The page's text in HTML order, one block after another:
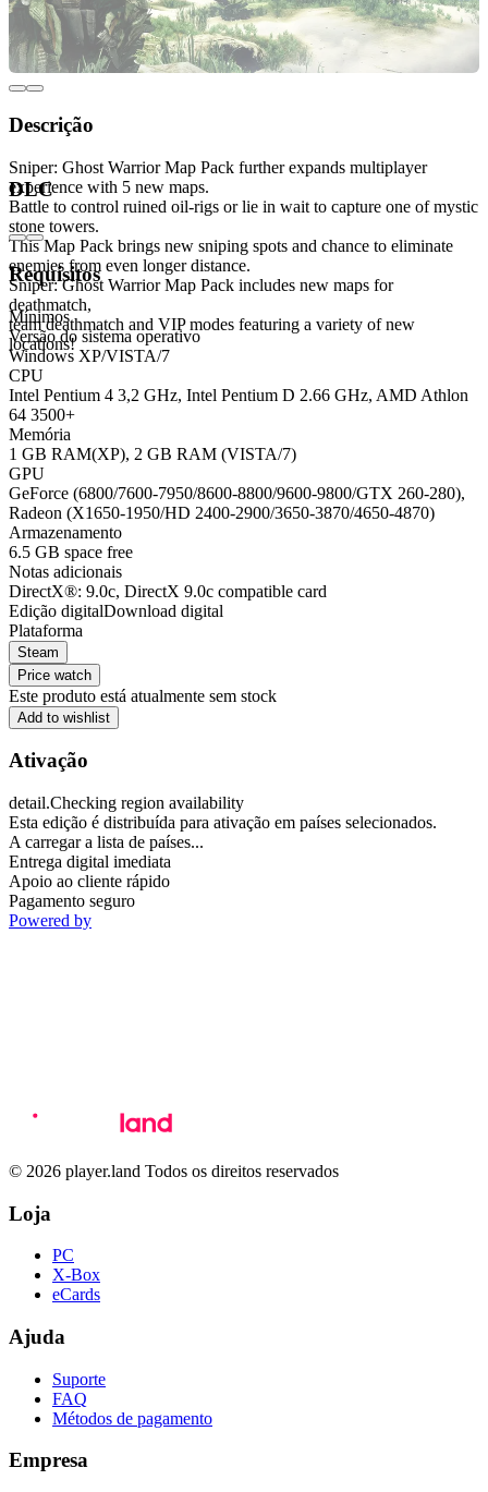
Descrição
Sniper: Ghost Warrior Map Pack further expands multiplayer
experience with 5 new maps.
Battle to control ruined oil-rigs or lie in wait to capture one of mystic
stone towers.
This Map Pack brings new sniping spots and chance to eliminate
enemies from even longer distance.
Sniper: Ghost Warrior Map Pack includes new maps for
deathmatch,
team deathmatch and VIP modes featuring a variety of new
locations!
DLC
Requisitos
Mínimos
Versão do sistema operativo
Windows XP/VISTA/7
CPU
Intel Pentium 4 3,2 GHz, Intel Pentium D 2.66 GHz, AMD Athlon
64 3500+
Memória
1 GB RAM(XP), 2 GB RAM (VISTA/7)
GPU
GeForce (6800/7600-7950/8600-8800/9600-9800/GTX 260-280),
Radeon (X1650-1950/HD 2400-2900/3650-3870/4650-4870)
Armazenamento
6.5 GB space free
Notas adicionais
DirectX®: 9.0c, DirectX 9.0c compatible card
Edição digitalDownload digital
Plataforma
Steam
Price watch
Este produto está atualmente sem stock
Add to wishlist
Ativação
detail.Checking region availability
Esta edição é distribuída para ativação em países selecionados.
A carregar a lista de países...
Entrega digital imediata
Apoio ao cliente rápido
Pagamento seguro
Powered by
© 2026 player.land Todos os direitos reservados
Loja
PC
X-Box
eCards
Ajuda
Suporte
FAQ
Métodos de pagamento
Empresa